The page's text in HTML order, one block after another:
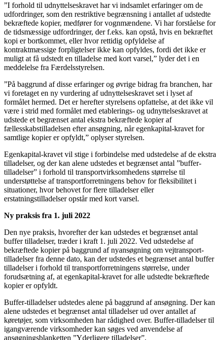
”I forhold til udnyttelseskravet har vi indsamlet erfaringer om de
udfordringer, som den restriktive begrænsning i antallet af udstedte
bekræftede kopier, medfører for vognmændene. Vi har forståelse for
de tidsmæssige udfordringer, der f.eks. kan opstå, hvis en bekræftet
kopi er bortkommet, eller hvor rettidig opfyldelse af
kontraktmæssige forpligtelser ikke kan opfyldes, fordi det ikke er
muligt at få udstedt en tilladelse med kort varsel,” lyder det i en
meddelelse fra Færdelsstyrelsen.
”På baggrund af disse erfaringer og øvrige bidrag fra branchen, har
vi foretaget en ny vurdering af udnyttelseskravet set i lyset af
formålet hermed. Det er herefter styrelsens opfattelse, at det ikke vil
være i strid med formålet med etablerings- og udnyttelseskravet at
udstede et begrænset antal ekstra bekræftede kopier af
fællesskabstilladelsen efter ansøgning, når egenkapital-kravet for
samtlige kopier er opfyldt,” oplyser styrelsen.
Egenkapital-kravet vil stige i forbindelse med udstedelse af de ekstra
tilladelser, og der kan alene udstedes et begrænset antal ”buffer-
tilladelser” i forhold til transportvirksomhedens størrelse til
understøttelse af transportforretningens behov for fleksibilitet i
situationer, hvor behovet for flere tilladelser eller
erstatningstilladelser opstår med kort varsel.
Ny praksis fra 1. juli 2022
Den nye praksis, hvorefter der kan udstedes et begrænset antal
buffer tilladelser, træder i kraft 1. juli 2022. Ved udstedelse af
bekræftede kopier på baggrund af nyansøgning om vejtransport-
tilladelser fra denne dato, kan der udstedes et begrænset antal buffer
tilladelser i forhold til transportforretningens størrelse, under
forudsætning af, at egenkapital-kravet for alle udstedte bekræftede
kopier er opfyldt.
Buffer-tilladelser udstedes alene på baggrund af ansøgning. Der kan
alene udstedes et begrænset antal tilladelser ud over antallet af
køretøjer, som virksomheden har rådighed over. Buffer-tilladelser til
igangværende virksomheder kan søges ved anvendelse af
ansøgningsblanketten ”Yderligere tilladelser”.